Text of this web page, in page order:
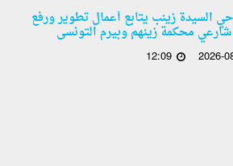
السيدة زينب يتابع أعمال تطوير ورفع
محكمة زينهم وبيرم التونسى
2026-
12:09